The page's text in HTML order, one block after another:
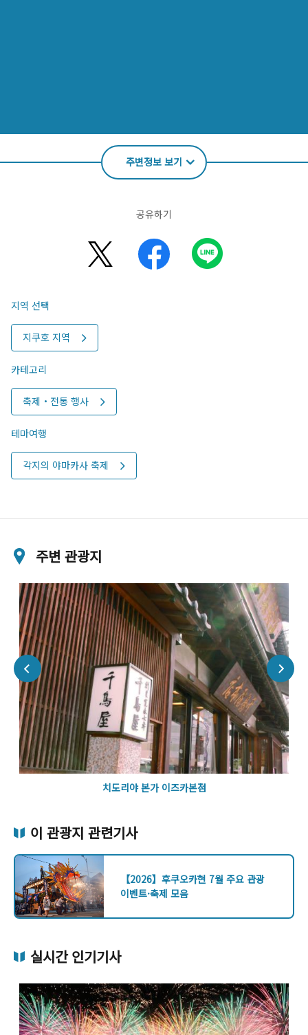
주변정보 보기
공유하기
지역 선택
지쿠호 지역
카테고리
축제・전통 행사
테마여행
각지의 야마카사 축제
주변 관광지
치도리야 본가 이즈카본점
이 관광지 관련기사
【2026】후쿠오카현 7월 주요 관광
이벤트·축제 모음
실시간 인기기사